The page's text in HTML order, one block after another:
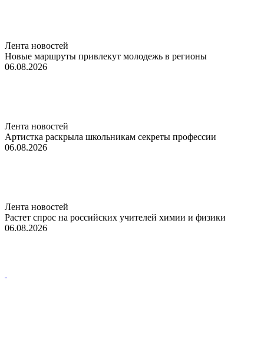
Лента новостей
Новые маршруты привлекут молодежь в регионы
06.08.2026
Лента новостей
Артистка раскрыла школьникам секреты профессии
06.08.2026
Лента новостей
Растет спрос на российских учителей химии и физики
06.08.2026